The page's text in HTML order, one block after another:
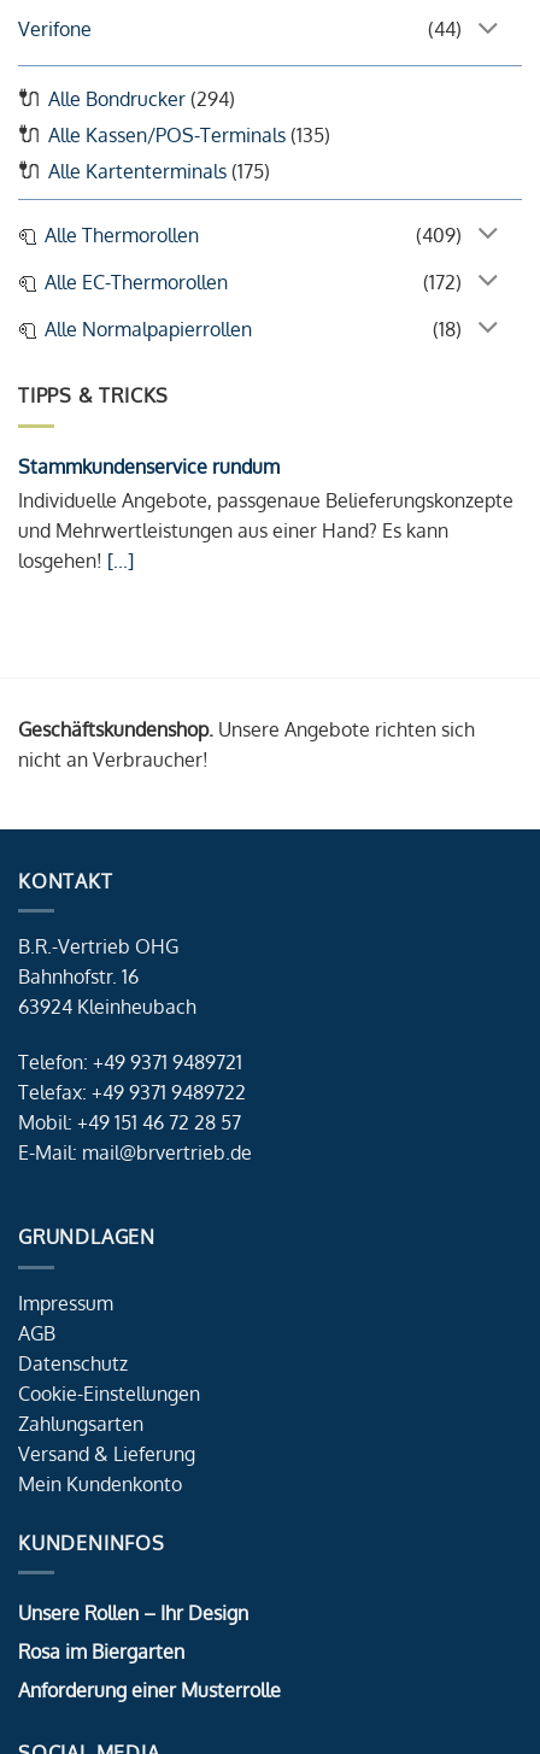
Verifone
(44)
Alle Bondrucker (294)
Alle Kassen/POS-Terminals (135)
Alle Kartenterminals (175)
Alle Thermorollen
(409)
Alle EC-Thermorollen
(172)
Alle Normalpapierrollen
(18)
TIPPS & TRICKS
Stammkundenservice rundum
Individuelle Angebote, passgenaue Belieferungskonzepte
und Mehrwertleistungen aus einer Hand? Es kann
losgehen! [...]
Geschäftskundenshop. Unsere Angebote richten sich
nicht an Verbraucher!
KONTAKT
B.R.-Vertrieb OHG
Bahnhofstr. 16
63924 Kleinheubach
Telefon: +49 9371 9489721
Telefax: +49 9371 9489722
Mobil: +49 151 46 72 28 57
E-Mail: mail@brvertrieb.de
GRUNDLAGEN
Impressum
AGB
Datenschutz
Cookie-Einstellungen
Zahlungsarten
Versand & Lieferung
Mein Kundenkonto
KUNDENINFOS
Unsere Rollen – Ihr Design
Rosa im Biergarten
Anforderung einer Musterrolle